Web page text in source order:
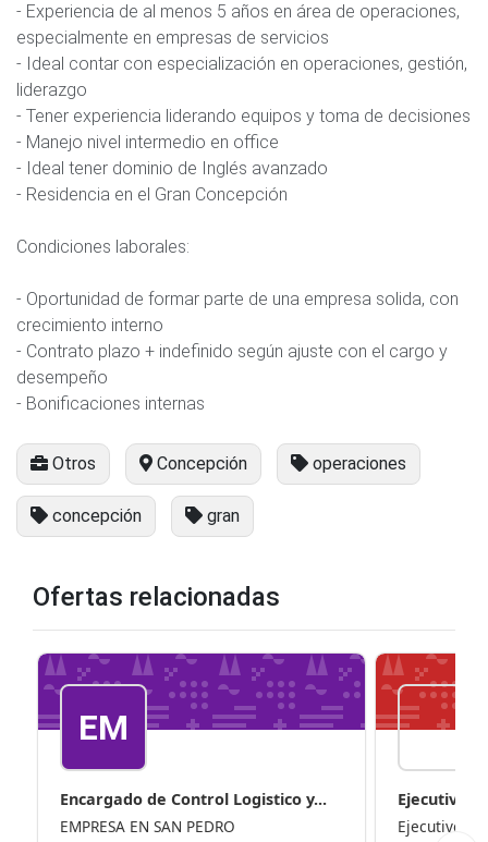
- Experiencia de al menos 5 años en área de operaciones,
especialmente en empresas de servicios
- Ideal contar con especialización en operaciones, gestión,
liderazgo
- Tener experiencia liderando equipos y toma de decisiones
- Manejo nivel intermedio en office
- Ideal tener dominio de Inglés avanzado
- Residencia en el Gran Concepción
Condiciones laborales:
- Oportunidad de formar parte de una empresa solida, con
crecimiento interno
- Contrato plazo + indefinido según ajuste con el cargo y
desempeño
- Bonificaciones internas
Otros Concepción operaciones
concepción gran
Ofertas relacionadas
EM
Encargado de Control Logistico y...
EMPRESA EN SAN PEDRO
Ejecutivo
Ejecutivo